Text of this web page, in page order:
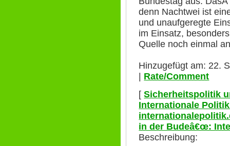
denn Nachtwei ist
und unaufgeregte
im Einsatz,
Quelle noch einmal
Hinzugefügt am: 22.
| Rate/Comment
[Sicherheitspolitik
Internationale
in der Budeâ€œ:
Beschreibung: